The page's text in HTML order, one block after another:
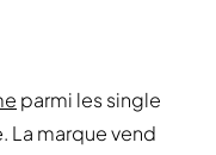
parmi les single
La marque vend